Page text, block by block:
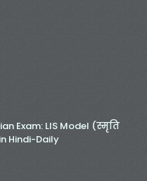
Exam: LIS Model (स्मृति
Hindi-Daily